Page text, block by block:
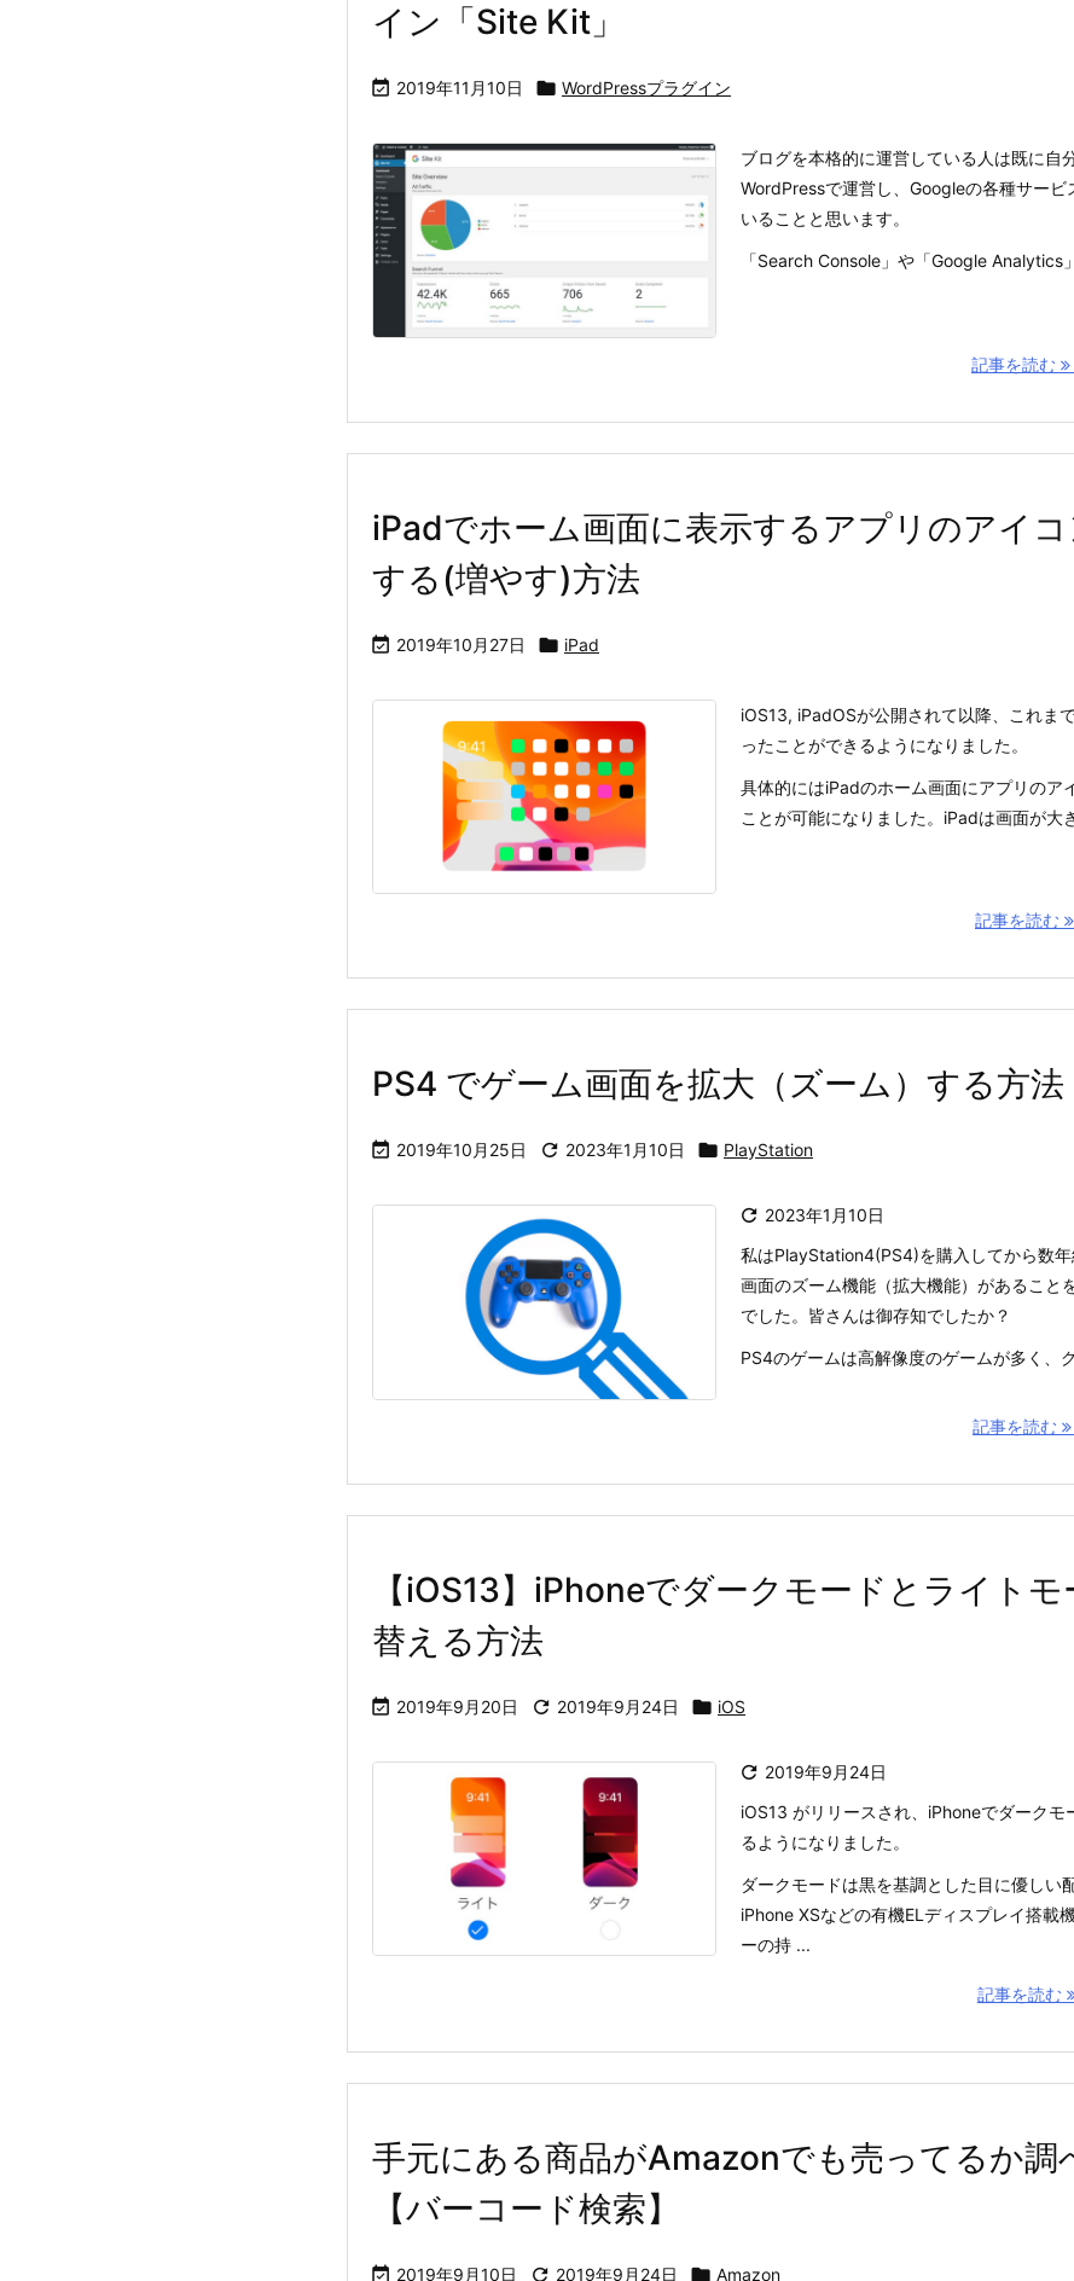
イン「Site Kit」
 2019年11月10日  WordPressプラグイン
ブログを本格的に運営している人は既に自
WordPressで運営し、Googleの各種サービ
いることと思います。
「Search Console」や「Google Analytics
記事を読む
iPadでホーム画面に表示するアプリのアイコ
する(増やす)方法
 2019年10月27日  iPad
iOS13, iPadOSが公開されて以降、これま
ったことができるようになりました。
具体的にはiPadのホーム画面にアプリのア
ことが可能になりました。iPadは画面が大
記事を読む
PS4 でゲーム画面を拡大（ズーム）する方法
 2019年10月25日  2023年1月10日  PlayStation
 2023年1月10日
私はPlayStation4(PS4)を購入してから数
画面のズーム機能（拡大機能）があること
でした。皆さんは御存知でしたか？
PS4のゲームは高解像度のゲームが多く、
記事を読む
【iOS13】iPhoneでダークモードとライトモ
替える方法
 2019年9月20日  2019年9月24日  iOS
 2019年9月24日
iOS13 がリリースされ、iPhoneでダークモ
るようになりました。
ダークモードは黒を基調とした目に優しい
iPhone XSなどの有機ELディスプレイ搭載
ーの持 ...
記事を読む
手元にある商品がAmazonでも売ってるか調
【バーコード検索】
 2019年9月10日  2019年9月24日  Amazon